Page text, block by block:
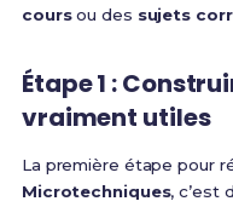
coursou des sujets
Étape 1 :
vraiment utiles
La première étape pour
Microtechniques, c’est